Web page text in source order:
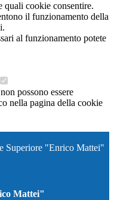
quali cookie consentire.
il funzionamento della
al funzionamento potete
possono essere
nella pagina della cookie
Superiore "Enrico Mattei"
Mattei"